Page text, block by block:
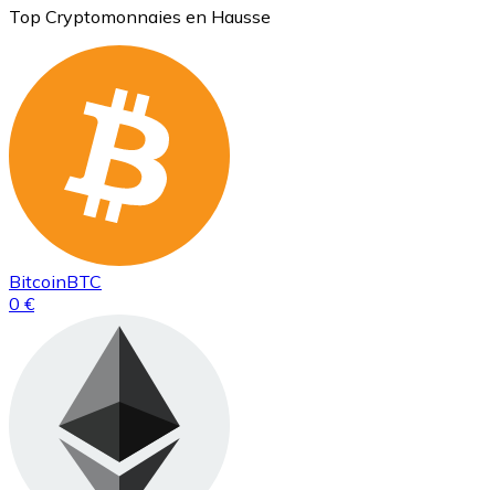
Top Cryptomonnaies en Hausse
BitcoinBTC
0 €